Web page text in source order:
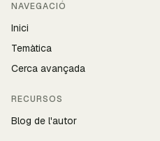
NAVEGACIÓ
Inici
Temàtica
Cerca avançada
RECURSOS
Blog de l'autor